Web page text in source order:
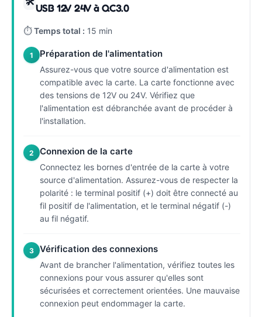
USB 12V 24V à QC3.0
⏱Temps total : 15 min
1 Préparation de l'alimentation
Assurez-vous que votre source d'alimentation est
compatible avec la carte. La carte fonctionne avec
des tensions de 12V ou 24V. Vérifiez que
l'alimentation est débranchée avant de procéder à
l'installation.
2 Connexion de la carte
Connectez les bornes d'entrée de la carte à votre
source d'alimentation. Assurez-vous de respecter la
polarité : le terminal positif (+) doit être connecté au
fil positif de l'alimentation, et le terminal négatif (-)
au fil négatif.
3 Vérification des connexions
Avant de brancher l'alimentation, vérifiez toutes les
connexions pour vous assurer qu'elles sont
sécurisées et correctement orientées. Une mauvaise
connexion peut endommager la carte.